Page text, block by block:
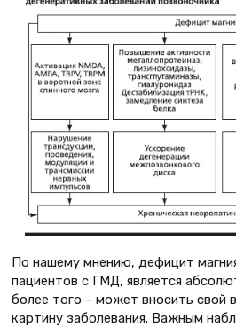
По нашему мнению, дефицит
пациентов с ГМД, является
более того – может вносить свой
картину заболевания. Важным